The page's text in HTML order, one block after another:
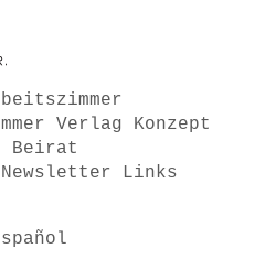
Verlag
Konzept
Beirat
Newsletter
Links